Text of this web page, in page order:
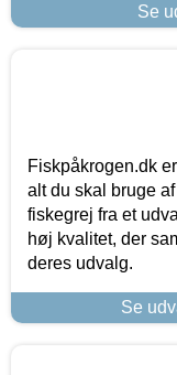
Se
Fiskpåkrogen.dk
alt du skal bruge
fiskegrej fra et
høj kvalitet, der
deres udvalg.
Se